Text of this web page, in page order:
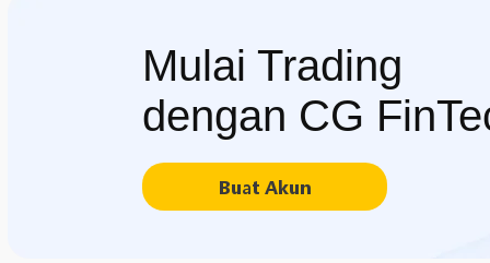
Mulai Trading
dengan CG
Buat Akun